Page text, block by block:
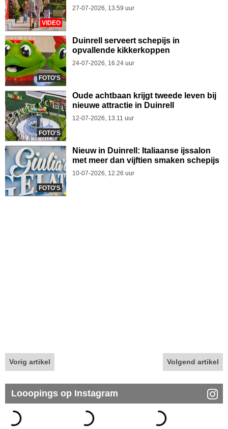
VIDEO
27-07-2026, 13.59 uur
FOTO'S
Duinrell serveert schepijs in
opvallende kikkerkoppen
24-07-2026, 16.24 uur
FOTO'S
Oude achtbaan krijgt tweede leven bij
nieuwe attractie in Duinrell
12-07-2026, 13.11 uur
FOTO'S
Nieuw in Duinrell: Italiaanse ijssalon
met meer dan vijftien smaken schepijs
10-07-2026, 12.26 uur
Vorig artikel Volgend artikel
Looopings op Instagram